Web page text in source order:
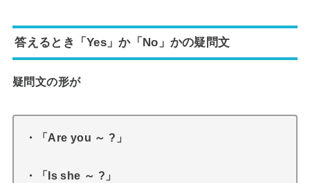
答えるとき「Yes」か「No」かの疑問文
疑問文の形が
・「Are you ～ ?」
・「Is she ～ ?」